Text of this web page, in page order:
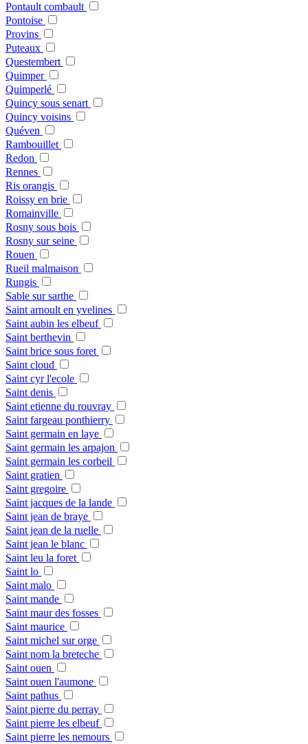
Pontault combault
Pontoise
Provins
Puteaux
Questembert
Quimper
Quimperlé
Quincy sous senart
Quincy voisins
Quéven
Rambouillet
Redon
Rennes
Ris orangis
Roissy en brie
Romainville
Rosny sous bois
Rosny sur seine
Rouen
Rueil malmaison
Rungis
Sable sur sarthe
Saint arnoult en yvelines
Saint aubin les elbeuf
Saint berthevin
Saint brice sous foret
Saint cloud
Saint cyr l'ecole
Saint denis
Saint etienne du rouvray
Saint fargeau ponthierry
Saint germain en laye
Saint germain les arpajon
Saint germain les corbeil
Saint gratien
Saint gregoire
Saint jacques de la lande
Saint jean de braye
Saint jean de la ruelle
Saint jean le blanc
Saint leu la foret
Saint lo
Saint malo
Saint mande
Saint maur des fosses
Saint maurice
Saint michel sur orge
Saint nom la breteche
Saint ouen
Saint ouen l'aumone
Saint pathus
Saint pierre du perray
Saint pierre les elbeuf
Saint pierre les nemours